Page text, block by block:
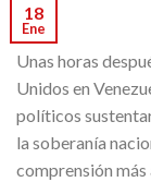
18
Ene
Unas horas
Unidos en
políticos
la soberanía
comprensión